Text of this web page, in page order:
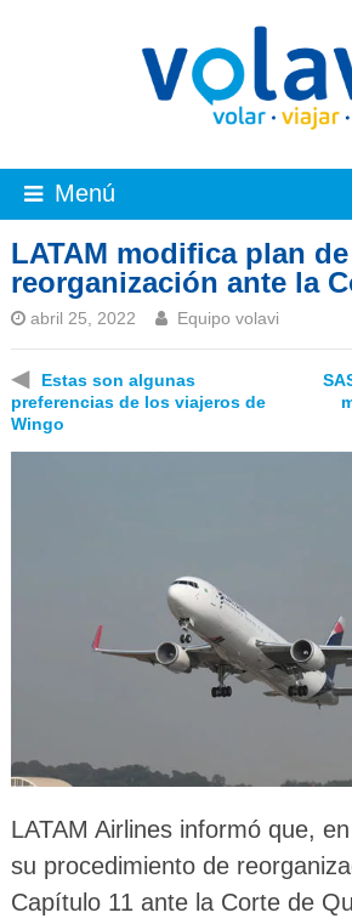
Menú
LATAM modifica plan de
reorganización ante la
abril 25, 2022 Equipo volavi
◀
Estas son algunas
preferencias de los viajeros de
Wingo
LATAM Airlines informó que,
su procedimiento de
Capítulo 11 ante la Corte de